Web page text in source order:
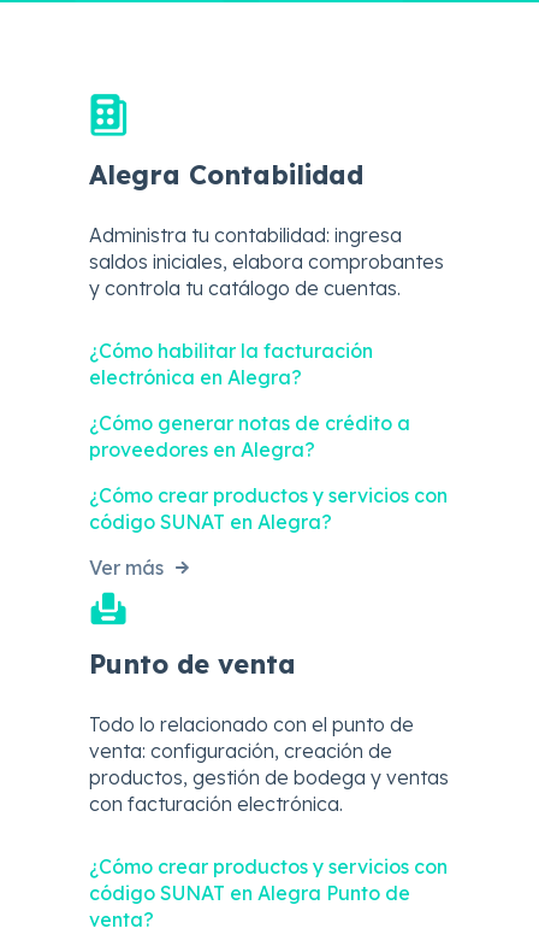
Alegra Contabilidad
Administra tu contabilidad: ingresa
saldos iniciales, elabora comprobantes
y controla tu catálogo de cuentas.
¿Cómo habilitar la facturación
electrónica en Alegra?
¿Cómo generar notas de crédito a
proveedores en Alegra?
¿Cómo crear productos y servicios con
código SUNAT en Alegra?
Ver más
Punto de venta
Todo lo relacionado con el punto de
venta: configuración, creación de
productos, gestión de bodega y ventas
con facturación electrónica.
¿Cómo crear productos y servicios con
código SUNAT en Alegra Punto de
venta?